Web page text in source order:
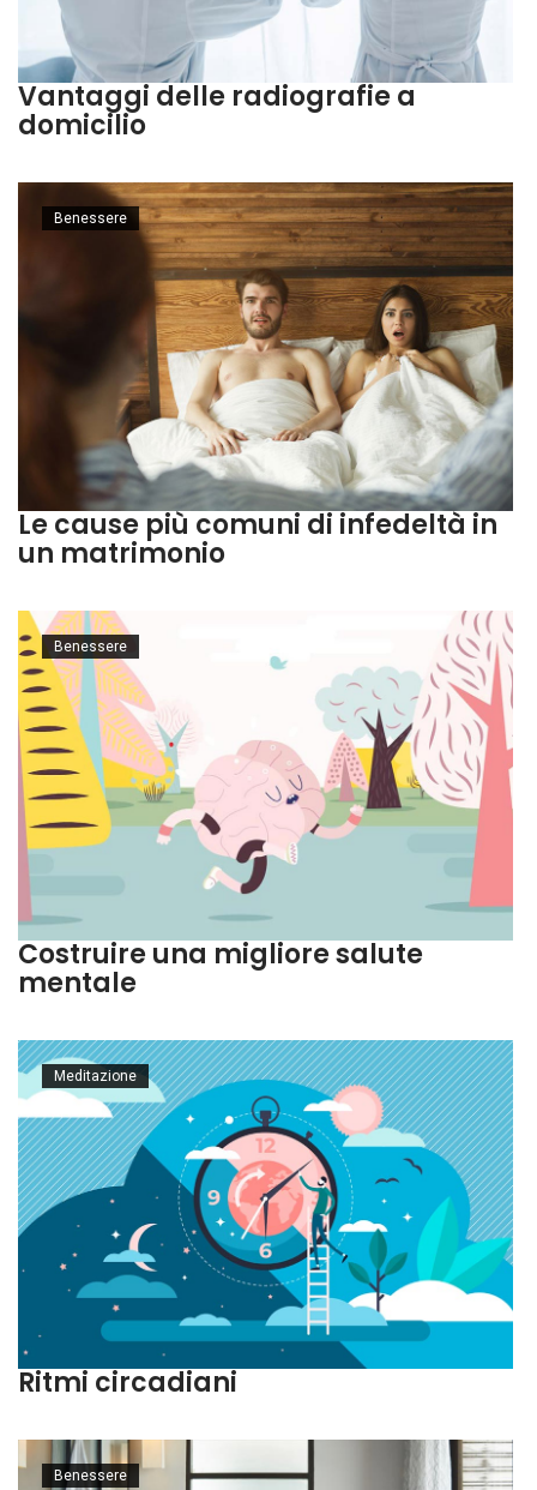
Vantaggi delle radiografie a
domicilio
Le cause più comuni di infedeltà in
un matrimonio
Benessere
Costruire una migliore salute
mentale
Benessere
Ritmi circadiani
Meditazione
Benessere